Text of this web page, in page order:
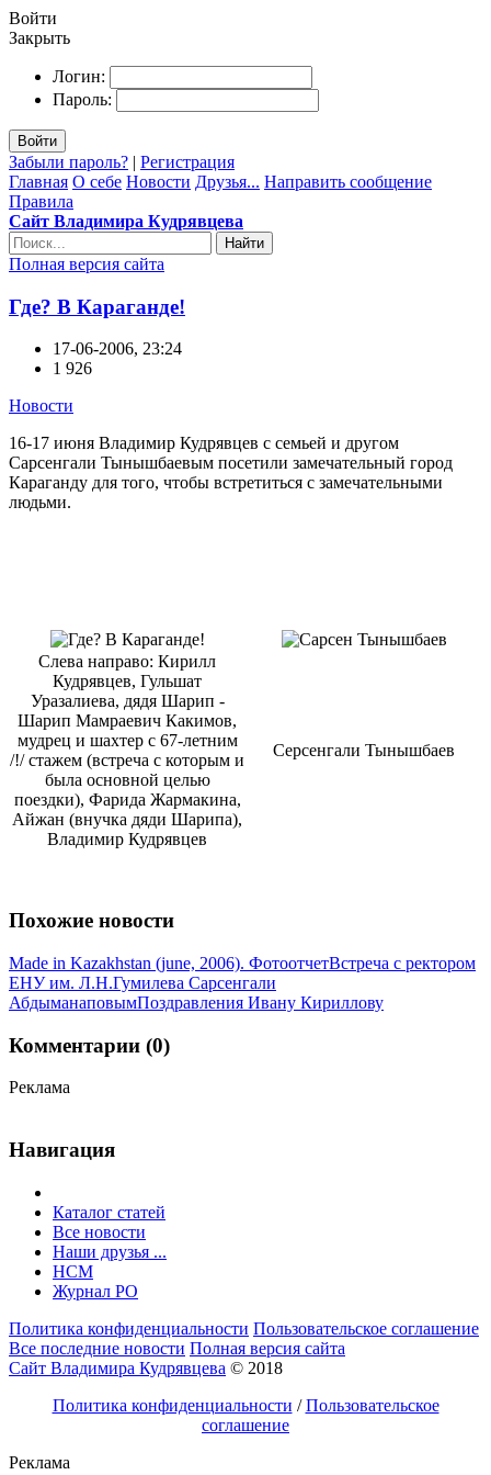
Войти
Закрыть
Логин:
Пароль:
Войти
Забыли пароль? | Регистрация
Главная О себе Новости Друзья... Направить сообщение
Правила
Сайт Владимира Кудрявцева
Найти
Полная версия сайта
Где? В Караганде!
17-06-2006, 23:24
1 926
Новости
16-17 июня Владимир Кудрявцев с семьей и другом
Сарсенгали Тынышбаевым посетили замечательный город
Караганду для того, чтобы встретиться с замечательными
людьми.
Слева направо: Кирилл
Кудрявцев, Гульшат
Уразалиева, дядя Шарип -
Шарип Мамраевич Какимов,
мудрец и шахтер с 67-летним
/!/ стажем (встреча с которым и
была основной целью
поездки), Фарида Жармакина,
Айжан (внучка дяди Шарипа),
Владимир Кудрявцев
Серcенгали Тынышбаев
Похожие новости
Made in Kazakhstan (june, 2006). ФотоотчетВстреча с ректором
ЕНУ им. Л.Н.Гумилева Сарсенгали
АбдыманаповымПоздравления Ивану Кириллову
Комментарии (0)
Реклама
Навигация
Каталог статей
Все новости
Наши друзья ...
HCM
Журнал РО
Политика конфиденциальности Пользовательское соглашение
Все последние новости Полная версия сайта
Сайт Владимира Кудрявцева © 2018
Политика конфиденциальности /Пользовательское
соглашение
Реклама